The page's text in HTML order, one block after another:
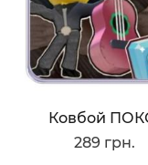
Ковбой
289 грн.